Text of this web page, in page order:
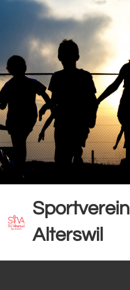
Sportverein
Alterswil